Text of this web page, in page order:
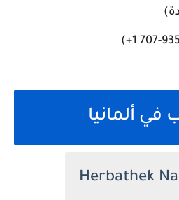
ألمانيا